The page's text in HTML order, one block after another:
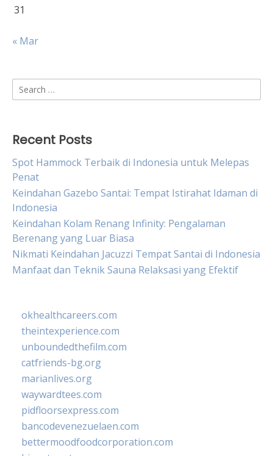
31
« Mar
Search
for:
Recent Posts
Spot Hammock Terbaik di Indonesia untuk Melepas
Penat
Keindahan Gazebo Santai: Tempat Istirahat Idaman di
Indonesia
Keindahan Kolam Renang Infinity: Pengalaman
Berenang yang Luar Biasa
Nikmati Keindahan Jacuzzi Tempat Santai di Indonesia
Manfaat dan Teknik Sauna Relaksasi yang Efektif
okhealthcareers.com
theintexperience.com
unboundedthefilm.com
catfriends-bg.org
marianlives.org
waywardtees.com
pidfloorsexpress.com
bancodevenezuelaen.com
bettermoodfoodcorporation.com